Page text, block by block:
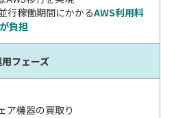
行稼働期間にかかるAWS利用料
負担
フェーズ
ア機器の買取り